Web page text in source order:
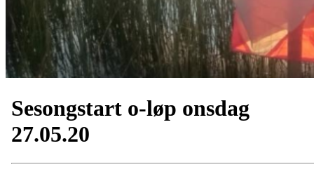
Sesongstart o-løp onsdag
27.05.20